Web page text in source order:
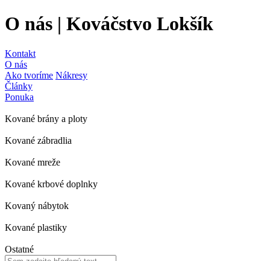
O nás | Kováčstvo Lokšík
Kontakt
O nás
Ako tvoríme Nákresy
Články
Ponuka
Kované brány a ploty
Kované zábradlia
Kované mreže
Kované krbové doplnky
Kovaný nábytok
Kované plastiky
Ostatné